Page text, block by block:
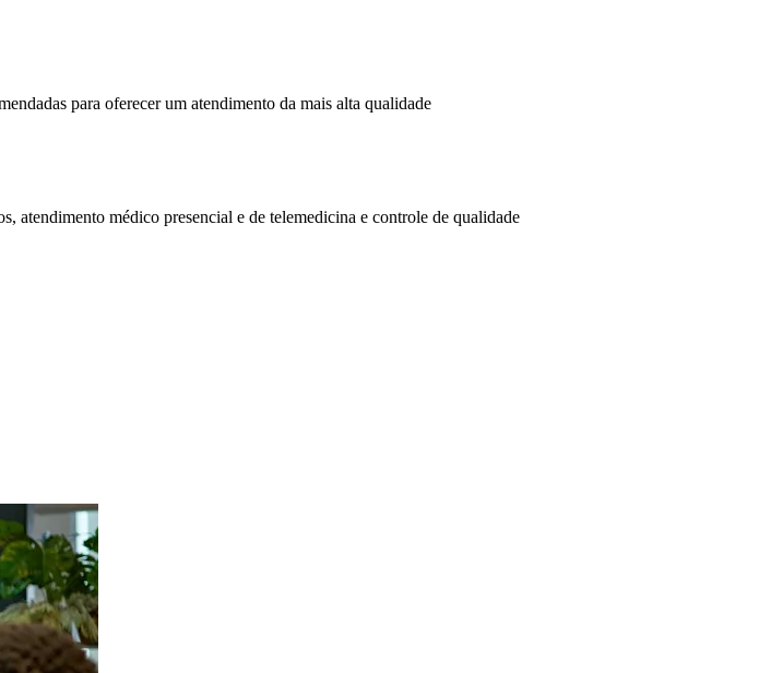
para oferecer um atendimento da mais alta qualidade
atendimento médico presencial e de telemedicina e controle de qualidade